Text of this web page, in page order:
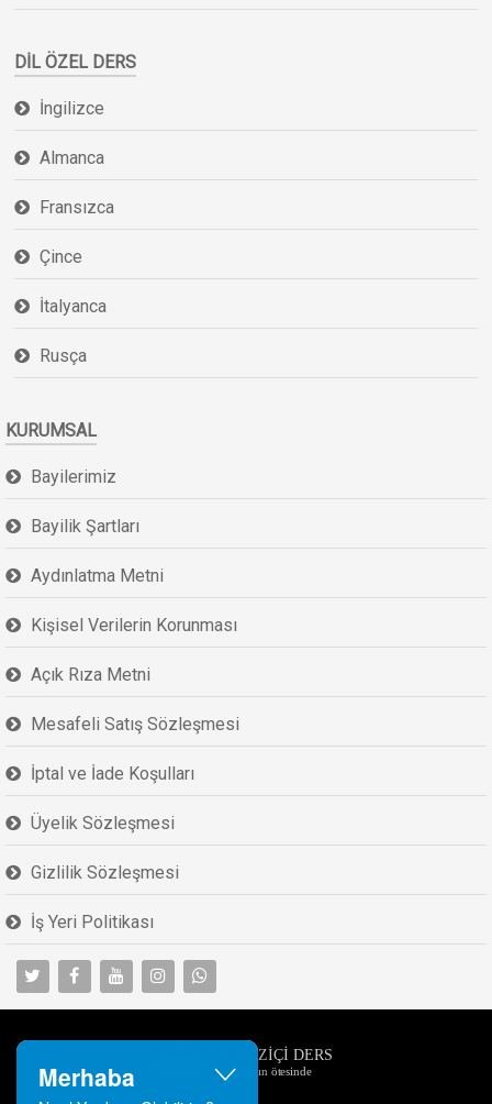
DIL ÖZEL DERS
İngilizce
Almanca
Fransızca
Çince
İtalyanca
Rusça
KURUMSAL
Bayilerimiz
Bayilik Şartları
Aydınlatma Metni
Kişisel Verilerin Korunması
Açık Rıza Metni
Mesafeli Satış Sözleşmesi
İptal ve İade Koşulları
Üyelik Sözleşmesi
Gizlilik Sözleşmesi
İş Yeri Politikası
Merhaba